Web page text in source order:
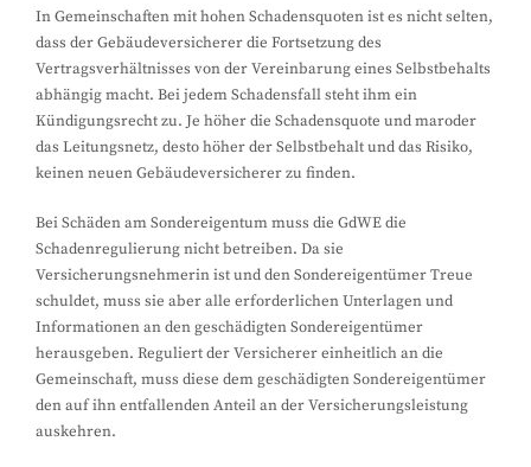
In Gemeinschaften mit hohen Schadensquoten ist es nicht selten,
dass der Gebäudeversicherer die Fortsetzung des
Vertragsverhältnisses von der Vereinbarung eines Selbstbehalts
abhängig macht. Bei jedem Schadensfall steht ihm ein
Kündigungsrecht zu. Je höher die Schadensquote und maroder
das Leitungsnetz, desto höher der Selbstbehalt und das Risiko,
keinen neuen Gebäudeversicherer zu finden.
Bei Schäden am Sondereigentum muss die GdWE die
Schadenregulierung nicht betreiben. Da sie
Versicherungsnehmerin ist und den Sondereigentümer Treue
schuldet, muss sie aber alle erforderlichen Unterlagen und
Informationen an den geschädigten Sondereigentümer
herausgeben. Reguliert der Versicherer einheitlich an die
Gemeinschaft, muss diese dem geschädigten Sondereigentümer
den auf ihn entfallenden Anteil an der Versicherungsleistung
auskehren.